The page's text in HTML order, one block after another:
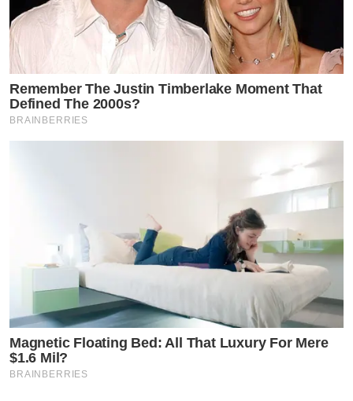
Remember The Justin Timberlake Moment That
Defined The 2000s?
BRAINBERRIES
Magnetic Floating Bed: All That Luxury For Mere
$1.6 Mil?
BRAINBERRIES